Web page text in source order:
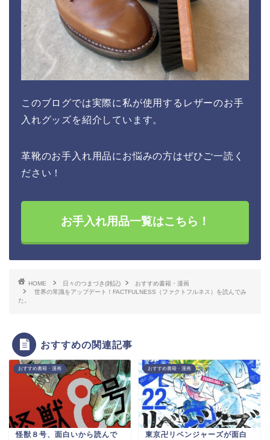
このブログでは実際に私が使用するレザーのお手
入れグッズを紹介しています。
革靴のお手入れ用品にお悩みの方はぜひご一読く
ださい！
お手入れ用品一覧はこちら！
HOME 日々のつまづき(雑記)
おすすめ書籍・漫画
世界の常識をアップデート！FACTFULNESS（ファクトフルネス）を読んでみ
た。
おすすめの関連記事
おすすめ書籍・漫画
怪獣８号、面白いから読んで
おすすめ書籍・漫画
東京卍リベンジャーズが面白